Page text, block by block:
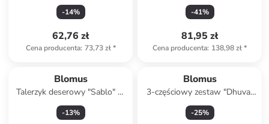
jasnoszarym - wys. 12 cm
-14%
62,76 zł
Cena producenta: 73,73 zł*
błękitnym - wys. 12 x Ø 12
cm
-41%
81,95 zł
Cena producenta: 138,98 zł*
Blomus
Talerzyk deserowy "Sablo" w
kolorze jasnoszarym - Ø 21
cm
-13%
Blomus
3-częściowy zestaw "Dhuva"
w kolorze szarym do
zmywania
-25%